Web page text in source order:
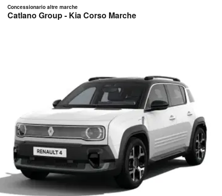
Concessionario altre marche
Catlano Group - Kia Corso Marche